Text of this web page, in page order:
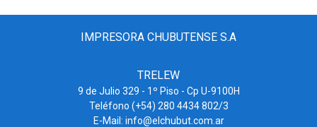
IMPRESORA CHUBUTENSE S.A
TRELEW
9 de Julio 329 - 1º Piso - Cp U-9100H
Teléfono (+54) 280 4434 802/3
E-Mail: info@elchubut.com.ar